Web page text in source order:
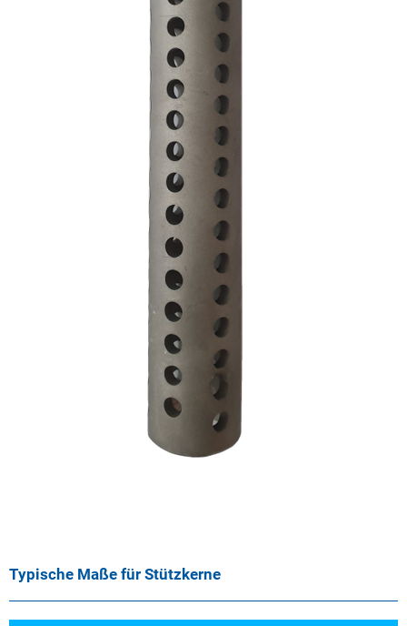
Typische Maße für Stützkerne